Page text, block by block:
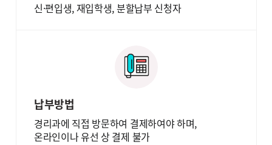
신·편입생, 재입학생, 분할납부 신청자
납부방법
경리과에 직접 방문하여 결제하여야 하며,
온라인이나 유선 상 결제 불가